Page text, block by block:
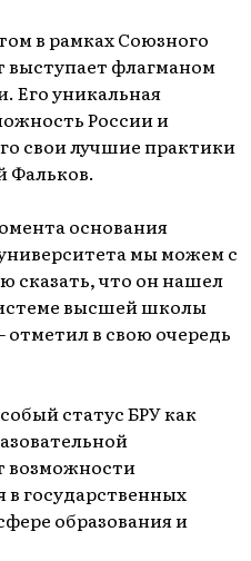
в рамках Союзного
выступает флагманом
Его уникальная
России и
свои лучшие практики
Фальков.
основания
мы можем с
сказать, что он нашел
высшей школы
отметил в свою очередь
статус БРУ как
возможности
в государственных
образования и